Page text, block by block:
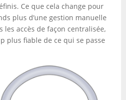
Ce que cela change pour
plus d’une gestion manuelle
les accès de façon centralisée,
plus fiable de ce qui se passe